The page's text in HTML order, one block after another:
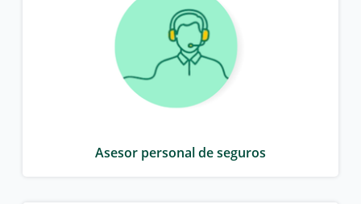
Asesor personal de seguros